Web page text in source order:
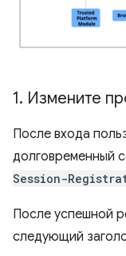
1. Измените
После входа
долговременный
Session-
После успешной
следующий